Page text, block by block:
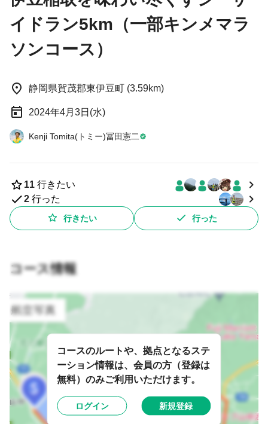
イドラン5km（一部キンメマラ
ソンコース）
静岡県賀茂郡東伊豆町 (3.59km)
2024年4月3日(水)
Kenji Tomita(トミー)冨田憲二
11 行きたい
2 行った
行きたい 行った
コース情報
コースのルートや、拠点となるステ
ーション情報は、会員の方（登録は
無料）のみご利用いただけます。
ログイン 新規登録